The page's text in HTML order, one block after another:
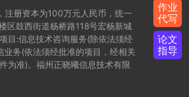
册资本为100万元人民币，统一
区鼓西街道杨桥路118号宏杨新城
目:信息技术咨询服务(除依法须经
务(依法须经批准的项目，经相关
为准)。福州正晓曦信息技术有限
作业
代写
论文
指导